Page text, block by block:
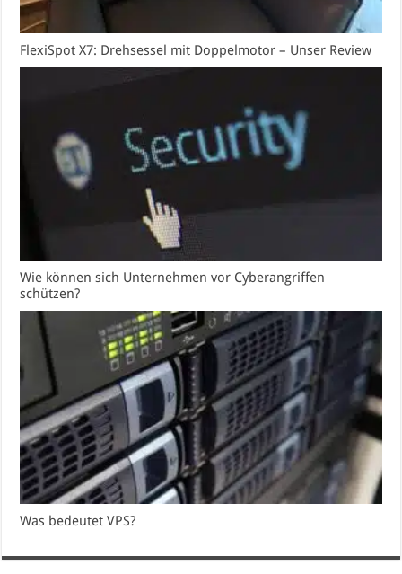
FlexiSpot X7: Drehsessel mit Doppelmotor – Unser Review
Wie können sich Unternehmen vor Cyberangriffen
schützen?
Was bedeutet VPS?